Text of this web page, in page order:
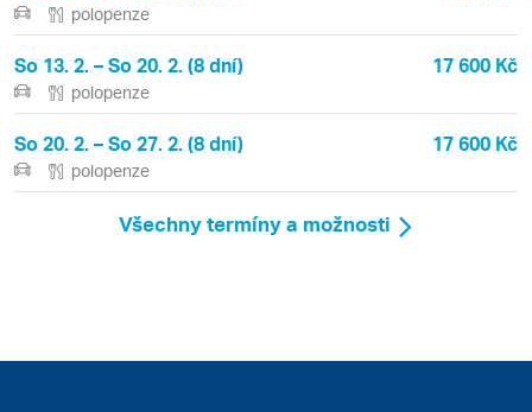
polopenze
So 13. 2. – So 20. 2. (8 dní) 17 600 Kč
polopenze
So 20. 2. – So 27. 2. (8 dní) 17 600 Kč
polopenze
Všechny termíny a možnosti